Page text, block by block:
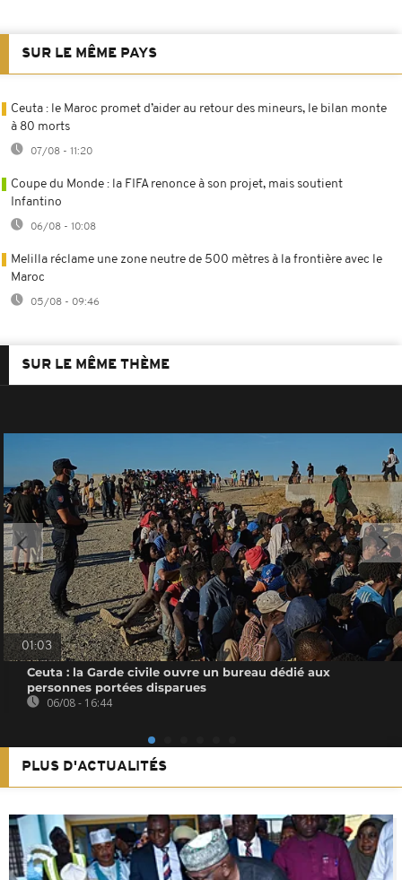
SUR LE MÊME PAYS
Ceuta : le Maroc promet d’aider au retour des mineurs, le bilan monte
à 80 morts
07/08 - 11:20
Coupe du Monde : la FIFA renonce à son projet, mais soutient
Infantino
06/08 - 10:08
Melilla réclame une zone neutre de 500 mètres à la frontière avec le
Maroc
05/08 - 09:46
SUR LE MÊME THÈME
01:03
Ceuta : la Garde civile ouvre un bureau dédié aux
personnes portées disparues
06/08 - 16:44
PLUS D'ACTUALITÉS